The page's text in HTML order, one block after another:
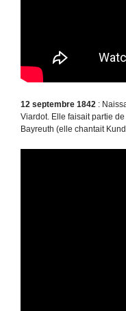
12 septembre 1842 :
Viardot. Elle faisait partie
Bayreuth (elle chantait